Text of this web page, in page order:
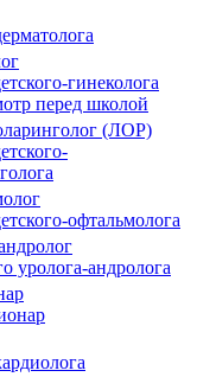
гинеколога
перед школой
(ЛОР)
офтальмолога
уролога-андролога